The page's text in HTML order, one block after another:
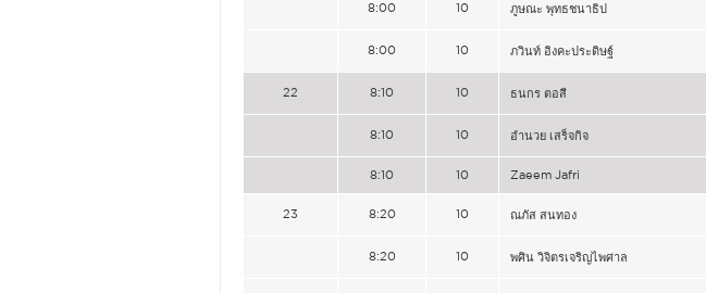
8:00 10 ภูษณะ พุทธชนาธิป
8:00 10 ภวินท์ อิงคะประดิษฐ์
22 8:10 10 ธนกร ตอสี
8:10 10 อำนวย เสร็จกิจ
8:10 10 Zaeem Jafri
23 8:20 10 ณภัส สนทอง
8:20 10 พศิน วิจิตรเจริญไพศาล